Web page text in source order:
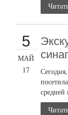
5
МАЙ
17